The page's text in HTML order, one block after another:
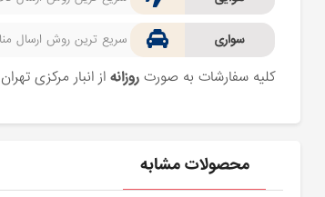
سواری سریع ترین روش ارسال
کلیه سفارشات به صورتروزانه از انبار مرکزی
محصولات مشابه